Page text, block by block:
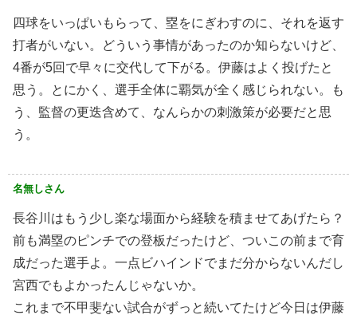
四球をいっぱいもらって、塁をにぎわすのに、それを返す
打者がいない。どういう事情があったのか知らないけど、
4番が5回で早々に交代して下がる。伊藤はよく投げたと
思う。とにかく、選手全体に覇気が全く感じられない。も
う、監督の更迭含めて、なんらかの刺激策が必要だと思
う。
名無しさん
長谷川はもう少し楽な場面から経験を積ませてあげたら？
前も満塁のピンチでの登板だったけど、ついこの前まで育
成だった選手よ。一点ビハインドでまだ分からないんだし
宮西でもよかったんじゃないか。
これまで不甲斐ない試合がずっと続いてたけど今日は伊藤